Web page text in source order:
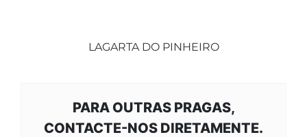
LAGARTA DO PINHEIRO
PARA OUTRAS PRAGAS,
CONTACTE-NOS DIRETAMENTE.